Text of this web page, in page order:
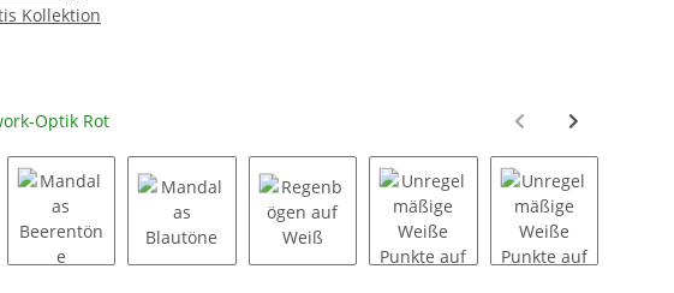
Kollektion
Optik Rot